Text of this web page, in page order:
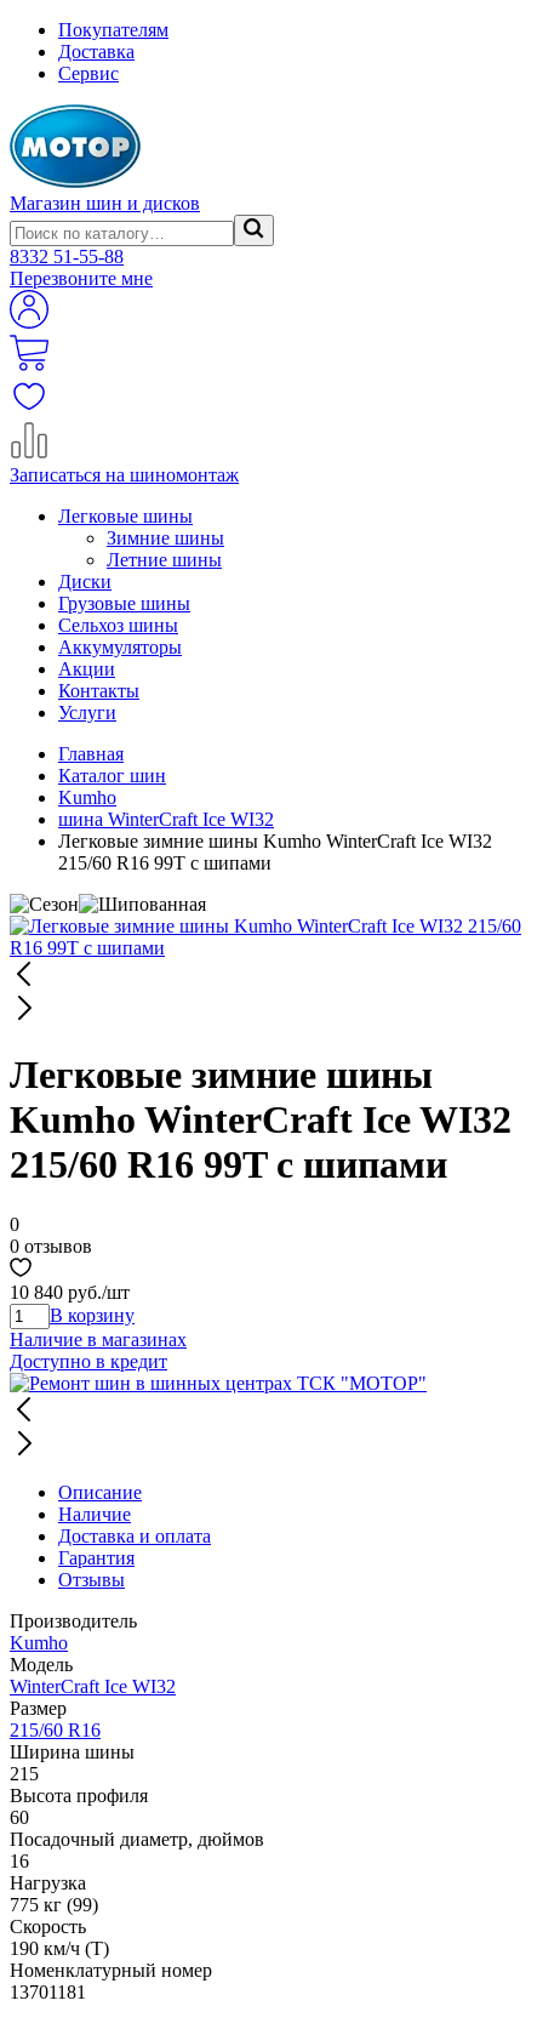
Покупателям
Доставка
Сервис
Магазин шин и дисков
8332 51-55-88
Перезвоните мне
Записаться на шиномонтаж
Легковые шины
Зимние шины
Летние шины
Диски
Грузовые шины
Сельхоз шины
Аккумуляторы
Акции
Контакты
Услуги
Главная
Каталог шин
Kumho
шина WinterCraft Ice WI32
Легковые зимние шины Kumho WinterCraft Ice WI32
215/60 R16 99T с шипами
Легковые зимние шины
Kumho WinterCraft Ice WI32
215/60 R16 99T с шипами
0
0 отзывов
10 840 руб./шт
В корзину
Наличие в магазинах
Доступно в кредит
Описание
Наличие
Доставка и оплата
Гарантия
Отзывы
Производитель
Kumho
Модель
WinterCraft Ice WI32
Размер
215/60 R16
Ширина шины
215
Высота профиля
60
Посадочный диаметр, дюймов
16
Нагрузка
775 кг (99)
Скорость
190 км/ч (T)
Номенклатурный номер
13701181